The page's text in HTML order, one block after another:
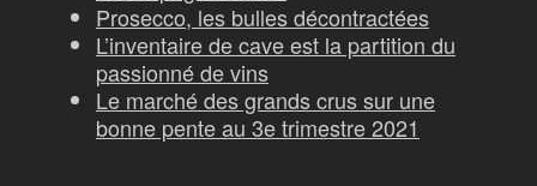
Prosecco, les bulles décontractées
L’inventaire de cave est la partition du
passionné de vins
Le marché des grands crus sur une
bonne pente au 3e trimestre 2021